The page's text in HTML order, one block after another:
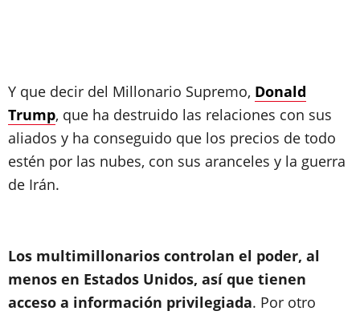
Y que decir del Millonario Supremo, Donald
Trump, que ha destruido las relaciones con sus
aliados y ha conseguido que los precios de todo
estén por las nubes, con sus aranceles y la guerra
de Irán.
Los multimillonarios controlan el poder, al
menos en Estados Unidos, así que tienen
acceso a información privilegiada. Por otro